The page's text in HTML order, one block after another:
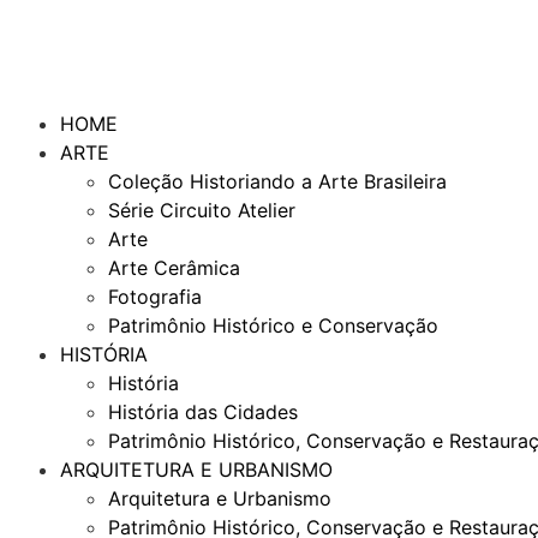
HOME
ARTE
Coleção Historiando a Arte Brasileira
Série Circuito Atelier
Arte
Arte Cerâmica
Fotografia
Patrimônio Histórico e Conservação
HISTÓRIA
História
História das Cidades
Patrimônio Histórico, Conservação e
ARQUITETURA E URBANISMO
Arquitetura e Urbanismo
Patrimônio Histórico, Conservação e